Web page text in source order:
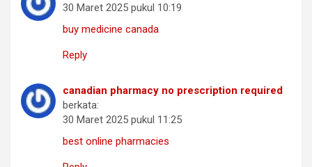
30 Maret 2025 pukul 10:19
buy medicine canada
Reply
canadian pharmacy no prescription required
berkata:
30 Maret 2025 pukul 11:25
best online pharmacies